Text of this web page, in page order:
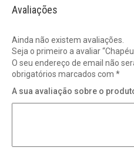
Avaliações
Ainda não existem avaliações.
Seja o primeiro a avaliar
O seu endereço de email não
obrigatórios marcados com *
A sua avaliação sobre o